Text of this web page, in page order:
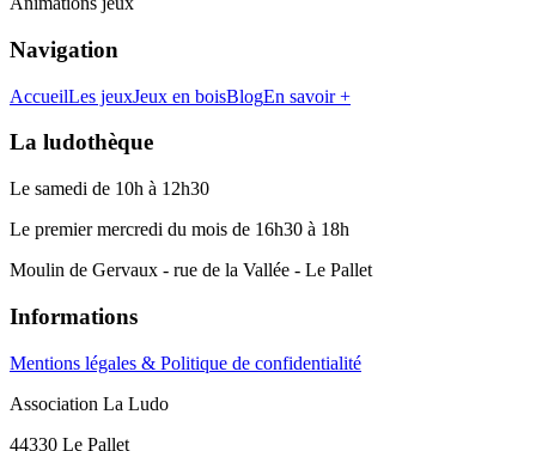
Navigation
AccueilLes jeuxJeux en boisBlogEn savoir +
La ludothèque
Le samedi de 10h à 12h30
Le premier mercredi du mois de 16h30 à 18h
Moulin de Gervaux - rue de la Vallée - Le Pallet
Informations
Mentions légales & Politique de confidentialité
Association La Ludo
44330 Le Pallet